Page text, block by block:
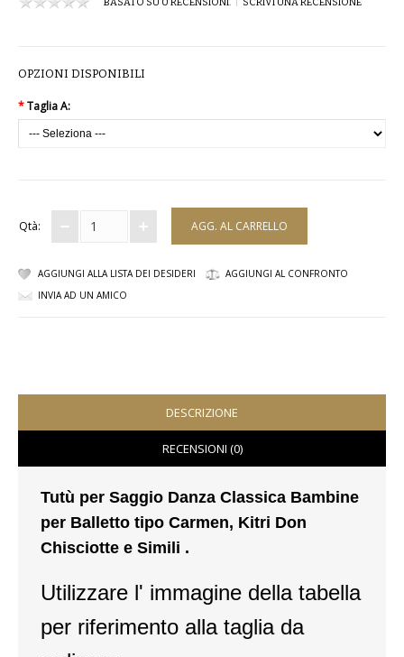
GIACCHE E CAPPOTTI
PIGIAMI
SCUOLA
VESTITI
DONNA
ABBIGLIAMENTO SPORTIVO
CAFTANI
CAMICIE
CAPISPALLA
OPZIONI DISPONIBILI
*Taglia A:
Qtà:
AGGIUNGI ALLA LISTA DEI DESIDERI
AGGIUNGI AL CONFRONTO
INVIA AD UN AMICO
DESCRIZIONE
RECENSIONI (0)
Tutù per Saggio Danza Classica Bambine
per Balletto tipo Carmen, Kitri Don
Chisciotte e Simili .
Utilizzare l' immagine della tabella
per riferimento alla taglia da